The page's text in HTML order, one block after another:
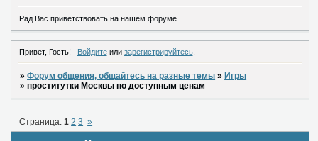
Рад Вас приветствовать на нашем форуме
Привет, Гость! Войдитеили зарегистрируйтесь.
»Форум общения, общайтесь на разные темы »Игры
»проститутки Москвы по доступным ценам
Страница:1 2 3 »